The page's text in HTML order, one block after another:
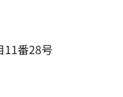
番28号